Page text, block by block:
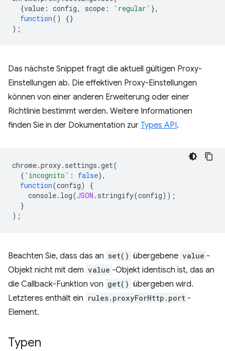
{value : config, scope : 'regular' },
function()
{}
);
Das nächste Snippet fragt die aktuell gültigen Proxy-
Einstellungen ab. Die effektiven Proxy-Einstellungen
können von einer anderen Erweiterung oder einer
Richtlinie bestimmt werden. Weitere Informationen
finden Sie in der Dokumentation zur Types API.
chrome.proxy. settings .get(
{ 'incognito' : false},
function(config)
{
console. log(JSON . stringify(config));
}
);
Beachten Sie, dass das an set() übergebene value -
Objekt nicht mit dem value -Objekt identisch ist, das an
die Callback-Funktion von get() übergeben wird.
Letzteres enthält ein rules.proxyForHttp.port -
Element.
Typen